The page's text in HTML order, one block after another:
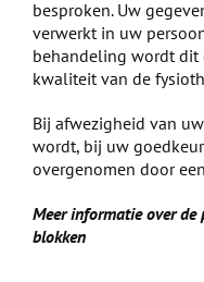
besproken. Uw
verwerkt in uw
behandeling wordt dit
kwaliteit van de
Bij afwezigheid van
wordt, bij uw
overgenomen door
Meer informatie over
blokken